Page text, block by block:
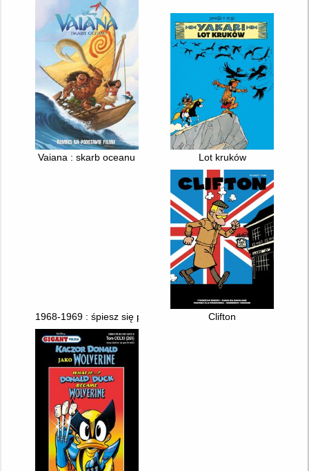
Vaiana : skarb oceanu Lot kruków
1968-1969 : śpiesz się powoli Clifton